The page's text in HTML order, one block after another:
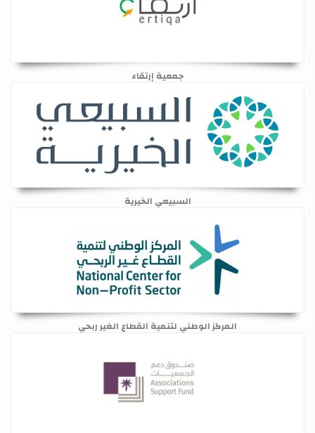
جمعية إرتقاء
السبيعي الخيرية
المركز الوطني لتنمية القطاع الغير ربحي